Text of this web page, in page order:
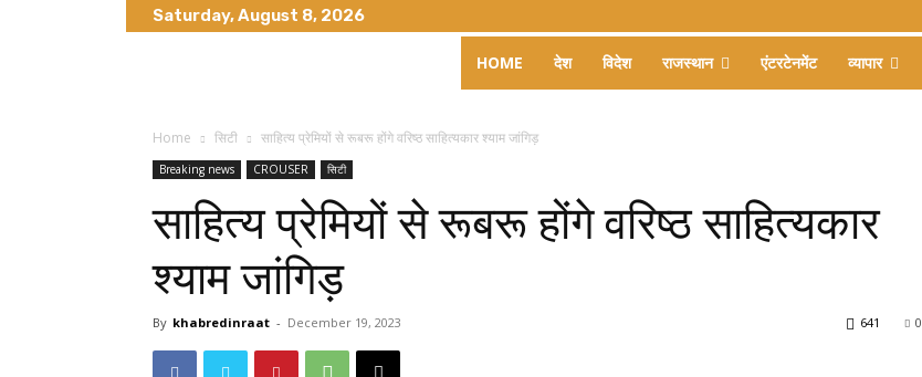
Saturday, August 8, 2026
HOME देश विदेश राजस्थान एंटरटेनमेंट व्यापार
Home सिटी साहित्य प्रेमियों से रूबरू होंगे वरिष्ठ साहित्यकार श्याम जांगिड़
Breaking news CROUSER सिटी
साहित्य प्रेमियों से रूबरू होंगे वरिष्ठ साहित्यकार
श्याम जांगिड़
By khabredinraat - December 19, 2023 0
641